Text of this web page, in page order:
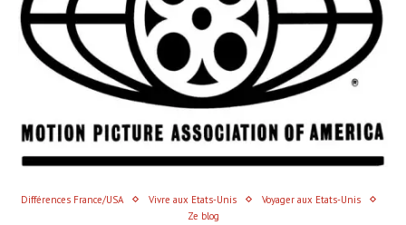
Différences France/USA Vivre aux Etats-Unis
Voyager aux Etats-Unis
Ze blog